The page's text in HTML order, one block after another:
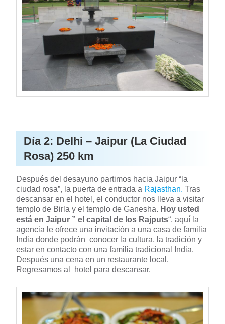
Día 2: Delhi – Jaipur (La Ciudad
Rosa) 250 km
Después del desayuno partimos hacia Jaipur “la
ciudad rosa”, la puerta de entrada a Rajasthan. Tras
descansar en el hotel, el conductor nos lleva a visitar
templo de Birla y el templo de Ganesha. Hoy usted
está en Jaipur ” el capital de los Rajputs“, aquí la
agencia le ofrece una invitación a una casa de familia
India donde podrán conocer la cultura, la tradición y
estar en contacto con una familia tradicional India.
Después una cena en un restaurante local.
Regresamos al hotel para descansar.